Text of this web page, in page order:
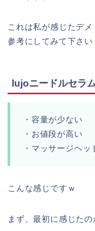
これは私が感じたデメ
参考にしてみて下さい
lujoニードルセラ
・容量が少ない
・お値段が高い
・マッサージヘッ
こんな感じですｗ
まず、最初に感じたの